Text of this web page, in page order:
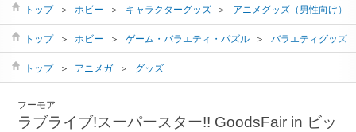
トップ ＞ ホビー ＞ キャラクターグッズ ＞ アニメグッズ（男性向け）
トップ ＞ ホビー ＞ ゲーム・バラエティ・パズル ＞ バラエティグッズ
トップ ＞ アニメガ ＞ グッズ
フーモア
ラブライブ!スーパースター!! GoodsFair in ビッ